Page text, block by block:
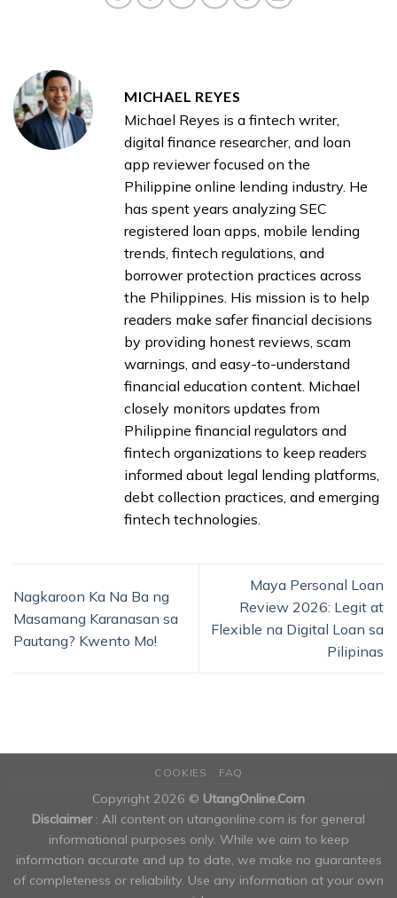
MICHAEL REYES
Michael Reyes is a fintech writer,
digital finance researcher, and loan
app reviewer focused on the
Philippine online lending industry. He
has spent years analyzing SEC
registered loan apps, mobile lending
trends, fintech regulations, and
borrower protection practices across
the Philippines. His mission is to help
readers make safer financial decisions
by providing honest reviews, scam
warnings, and easy-to-understand
financial education content. Michael
closely monitors updates from
Philippine financial regulators and
fintech organizations to keep readers
informed about legal lending platforms,
debt collection practices, and emerging
fintech technologies.
Nagkaroon Ka Na Ba ng
Masamang Karanasan sa
Pautang? Kwento Mo!
Maya Personal Loan
Review 2026: Legit at
Flexible na Digital Loan sa
Pilipinas
COOKIES FAQ
Copyright 2026 © UtangOnline.Com
Disclaimer : All content on utangonline.com is for general
informational purposes only. While we aim to keep
information accurate and up to date, we make no guarantees
of completeness or reliability. Use any information at your own